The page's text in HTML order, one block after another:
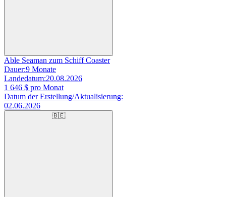
Able Seaman zum Schiff Coaster
Dauer:9 Monate
Landedatum:20.08.2026
1 646 $ pro Monat
Datum der Erstellung/Aktualisierung:
02.06.2026
🇧🇪